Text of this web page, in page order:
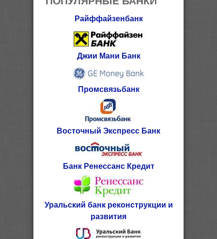
Райффайзенбанк
Джии Мани Банк
Промсвязьбанк
Восточный Экспресс Банк
Банк Ренессанс Кредит
Уральский банк реконструкции и
развития